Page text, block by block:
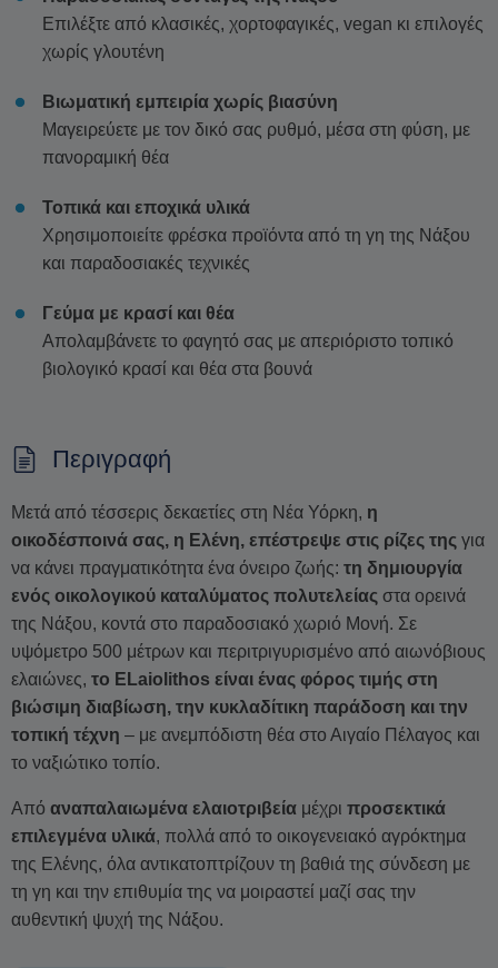
Επιλέξτε από κλασικές, χορτοφαγικές, vegan κι επιλογές
χωρίς γλουτένη
Βιωματική εμπειρία χωρίς βιασύνη
Μαγειρεύετε με τον δικό σας ρυθμό, μέσα στη φύση, με
πανοραμική θέα
Τοπικά και εποχικά υλικά
Χρησιμοποιείτε φρέσκα προϊόντα από τη γη της Νάξου
και παραδοσιακές τεχνικές
Γεύμα με κρασί και θέα
Απολαμβάνετε το φαγητό σας με απεριόριστο τοπικό
βιολογικό κρασί και θέα στα βουνά
Περιγραφή
Μετά από τέσσερις δεκαετίες στη Νέα Υόρκη, η
οικοδέσποινά σας, η Ελένη, επέστρεψε στις ρίζες της για
να κάνει πραγματικότητα ένα όνειρο ζωής: τη δημιουργία
ενός οικολογικού καταλύματος πολυτελείας στα ορεινά
της Νάξου, κοντά στο παραδοσιακό χωριό Μονή. Σε
υψόμετρο 500 μέτρων και περιτριγυρισμένο από αιωνόβιους
ελαιώνες, το ELaiolithos είναι ένας φόρος τιμής στη
βιώσιμη διαβίωση, την κυκλαδίτικη παράδοση και την
τοπική τέχνη – με ανεμπόδιστη θέα στο Αιγαίο Πέλαγος και
το ναξιώτικο τοπίο.
Από αναπαλαιωμένα ελαιοτριβεία μέχρι προσεκτικά
επιλεγμένα υλικά, πολλά από το οικογενειακό αγρόκτημα
της Ελένης, όλα αντικατοπτρίζουν τη βαθιά της σύνδεση με
τη γη και την επιθυμία της να μοιραστεί μαζί σας την
αυθεντική ψυχή της Νάξου.